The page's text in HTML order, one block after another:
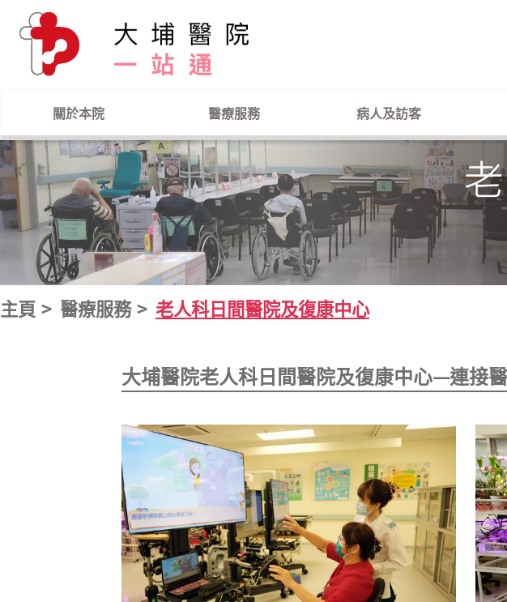
跳到主要內容
關於本院 醫療服務 病人及訪客
主頁 醫療服務 老人科日間醫院及復康中心
大埔醫院老人科日間醫院及復康中心—連接